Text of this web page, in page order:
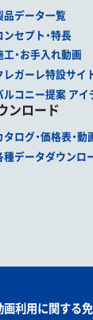
品データ一覧
ンセプト・特長
工・お手入れ動画
レガーレ特設サイト
ルコニー提案 アイ
ンロード
タログ・価格表・動
種データダウンロ
画利用に関する